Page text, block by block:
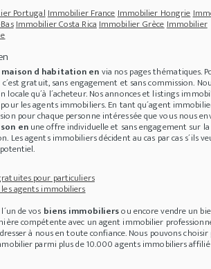
+++Auswandern nach Dänemark - Leben und Arbeiten
PortugalImmobilier FranceImmobilier Hongrie
Immobilier Costa RicaImmobilier GrèceImmobilier
maison d habitation envia nos pages thématiques.
gratuit, sans engagement et sans commission.
qu´à l´acheteur. Nos annonces et listings
les agents immobiliers. En tant qu´agent
pour chaque personne intéressée que vous nous
enune offre individuelle et sans engagement sur la
Les agents immobiliers décident au cas par cas s´ils
pour particuliers
agents immobiliers
de vos biens immobiliersou encore vendre un
compétente avec un agent immobilier
à nous en toute confiance. Nous pouvons
parmi plus de 10.000 agents immobiliers